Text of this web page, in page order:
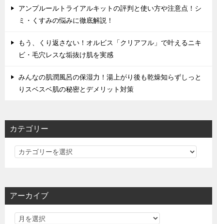
アンプルールトライアルキットの評判と使い方や注意点！シ
ミ・くすみの悩みに徹底解説！
もう、くり返さない！オルビス「クリアフル」で叶えるニキ
ビ・毛穴レスな垢抜け肌を実感
みんなの肌潤風呂の保湿力！湯上がり後も乾燥知らずしっと
りスベスベ肌の秘密とデメリット対策
カテゴリー
カ
リ
アーカイブ